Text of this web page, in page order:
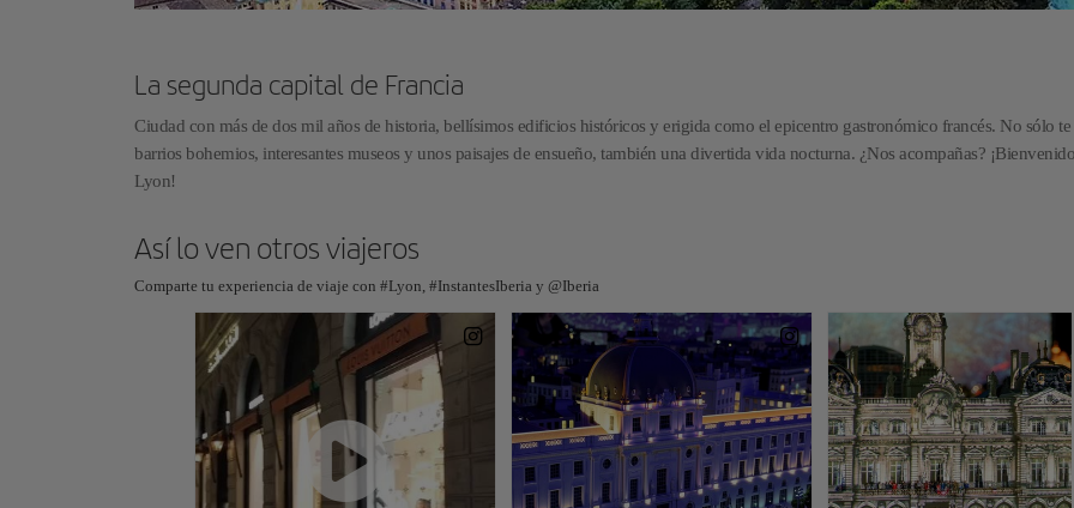
La segunda capital de Francia
Ciudad con más de dos mil años de historia, bellísimos edificios históricos y erigida como el epicentro gastronómico francés. No sólo te
barrios bohemios, interesantes museos y unos paisajes de ensueño, también una divertida vida nocturna. ¿Nos acompañas?
Lyon!
Así lo ven otros viajeros
Comparte tu experiencia de viaje con #Lyon, #InstantesIberia y @Iberia